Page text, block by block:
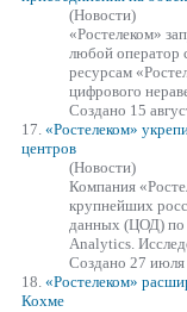
(Новости)
«Ростелеком»
любой оператор
ресурсам
цифрового
Создано 15
17. «Ростелеком»
центров
(Новости)
Компания
крупнейших
данных (ЦОД) по
Analytics.
Создано 27 июля
18. «Ростелеком»
Кохме